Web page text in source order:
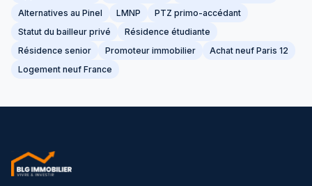
Alternatives au Pinel
LMNP
PTZ primo-accédant
Statut du bailleur privé
Résidence étudiante
Résidence senior
Promoteur immobilier
Achat neuf Paris 12
Logement neuf France